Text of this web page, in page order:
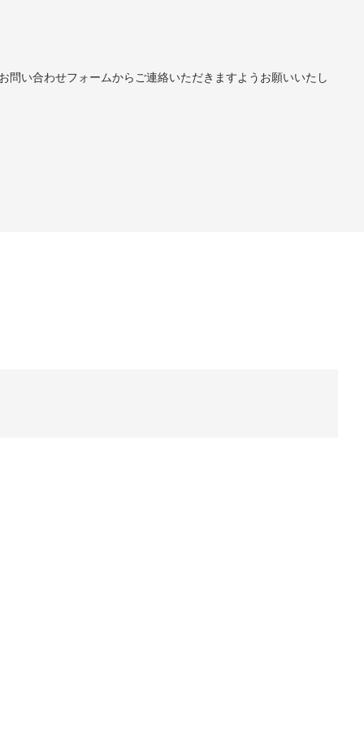
い合わせフォームからご連絡いただきますようお願いいたし